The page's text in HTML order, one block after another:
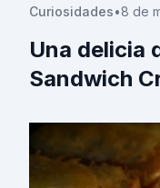
Curiosidades•8 de
Una delicia
Sandwich